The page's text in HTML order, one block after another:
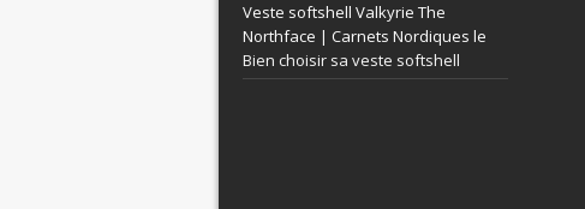
Veste softshell Valkyrie The
Northface | Carnets Nordiques le
Bien choisir sa veste softshell